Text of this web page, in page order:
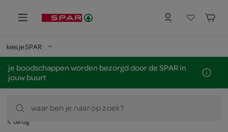
kies je SPAR
je boodschappen worden bezorgd door de SPAR in
jouw buurt
waar ben je naar op zoek?
terug